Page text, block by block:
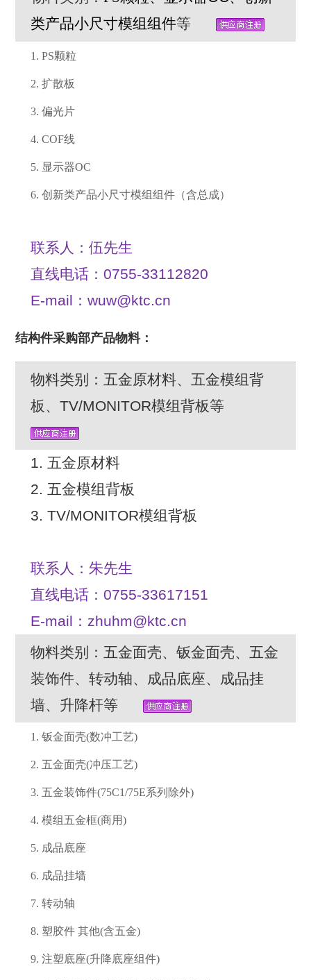
类产品小尺寸模组组件等
1. PS颗粒
2. 扩散板
3. 偏光片
4. COF线
5. 显示器OC
6. 创新类产品小尺寸模组组件（含总成）
联系人：伍先生
直线电话：0755-33112820
E-mail：wuw@ktc.cn
结构件采购部产品物料：
物料类别：五金原材料、五金模组背
板、TV/MONITOR模组背板等
1. 五金原材料
2. 五金模组背板
3. TV/MONITOR模组背板
联系人：朱先生
直线电话：0755-33617151
E-mail：zhuhm@ktc.cn
物料类别：五金面壳、钣金面壳、五金
装饰件、转动轴、成品底座、成品挂
墙、升降杆等
1. 钣金面壳(数冲工艺)
2. 五金面壳(冲压工艺)
3. 五金装饰件(75C1/75E系列除外)
4. 模组五金框(商用)
5. 成品底座
6. 成品挂墙
7. 转动轴
8. 塑胶件 其他(含五金)
9. 注塑底座(升降底座组件)